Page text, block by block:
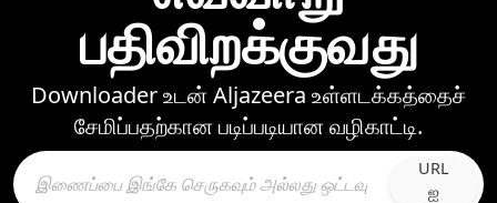
பதிவிறக்குவது
Downloader உடன் Aljazeera உள்ளடக்கத்தைச்
சேமிப்பதற்கான படிப்படியான வழிகாட்டி.
URL
ஐ